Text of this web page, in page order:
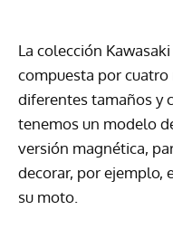
La colección
compuesta por
diferentes tamaños y
tenemos un modelo
versión magnética,
decorar, por ejemplo,
su moto.